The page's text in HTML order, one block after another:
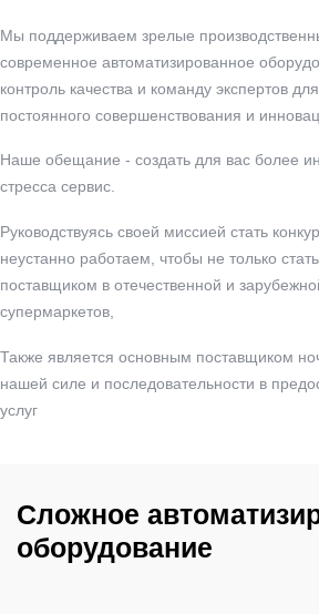
Мы поддерживаем зрелые
современное автоматизированное
контроль качества и команду экспертов
постоянного совершенствования и
Наше обещание - создать для вас более
стресса сервис.
Руководствуясь своей миссией стать
неустанно работаем, чтобы не только
поставщиком в отечественной и
супермаркетов,
Также является основным поставщиком
нашей силе и последовательности в
услуг
Сложное
оборудование